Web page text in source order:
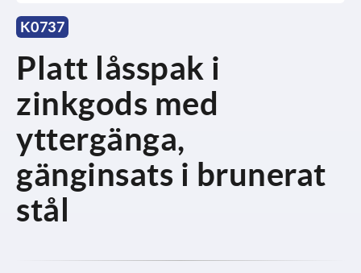
K0737
Platt låsspak i
zinkgods med
yttergänga,
gänginsats i brunerat
stål